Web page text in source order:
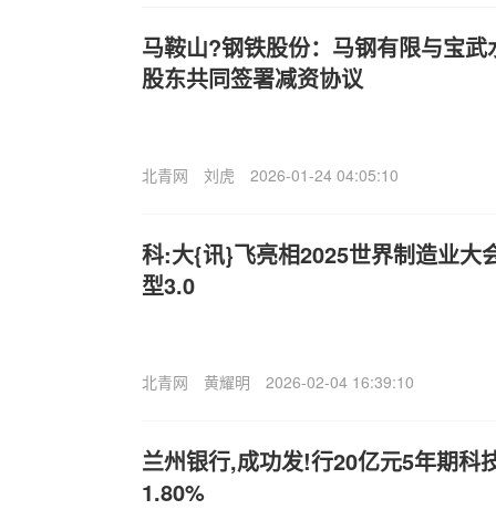
马鞍山?钢铁股份：马钢有限与宝
股东共同签署减资协议
北青网 刘虎 2026-01-24 04:05:10
科:大{讯}飞亮相2025世界制造业大
型3.0
北青网 黄耀明 2026-02-04 16:39:10
兰州银行,成功发!行20亿元5年期科
1.80%